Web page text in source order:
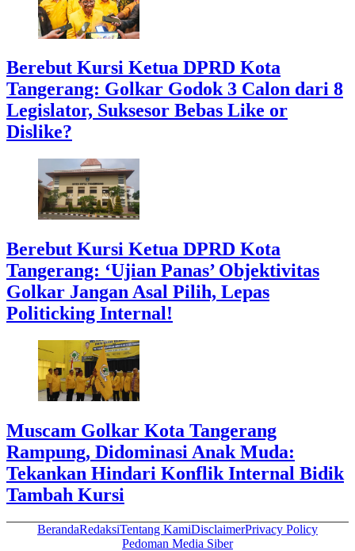
Berebut Kursi Ketua DPRD Kota
Tangerang: Golkar Godok 3 Calon dari 8
Legislator, Suksesor Bebas Like or
Dislike?
Berebut Kursi Ketua DPRD Kota
Tangerang: ‘Ujian Panas’ Objektivitas
Golkar Jangan Asal Pilih, Lepas
Politicking Internal!
Muscam Golkar Kota Tangerang
Rampung, Didominasi Anak Muda:
Tekankan Hindari Konflik Internal Bidik
Tambah Kursi
BerandaRedaksiTentang KamiDisclaimerPrivacy Policy
Pedoman Media Siber